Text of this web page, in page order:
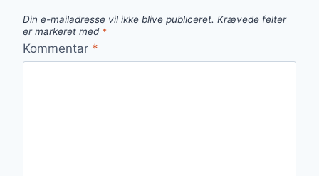
Din e-mailadresse vil ikke blive publiceret. Krævede felter
er markeret med *
Kommentar *